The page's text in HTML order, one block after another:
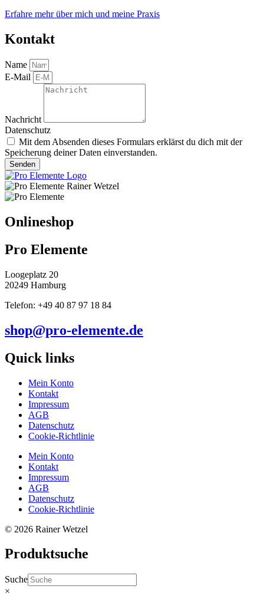
Erfahre mehr über mich und meine Praxis
Kontakt
Name
E-Mail
Nachricht
Datenschutz
Mit dem Absenden dieses Formulars erklärst du dich mit der
Speicherung deiner Daten einverstanden.
Senden
Onlineshop
Pro Elemente
Loogeplatz 20
20249 Hamburg
Telefon: +49 40 87 97 18 84
shop@pro-elemente.de
Quick links
Mein Konto
Kontakt
Impressum
AGB
Datenschutz
Cookie-Richtlinie
Mein Konto
Kontakt
Impressum
AGB
Datenschutz
Cookie-Richtlinie
© 2026 Rainer Wetzel
Produktsuche
Suche
×